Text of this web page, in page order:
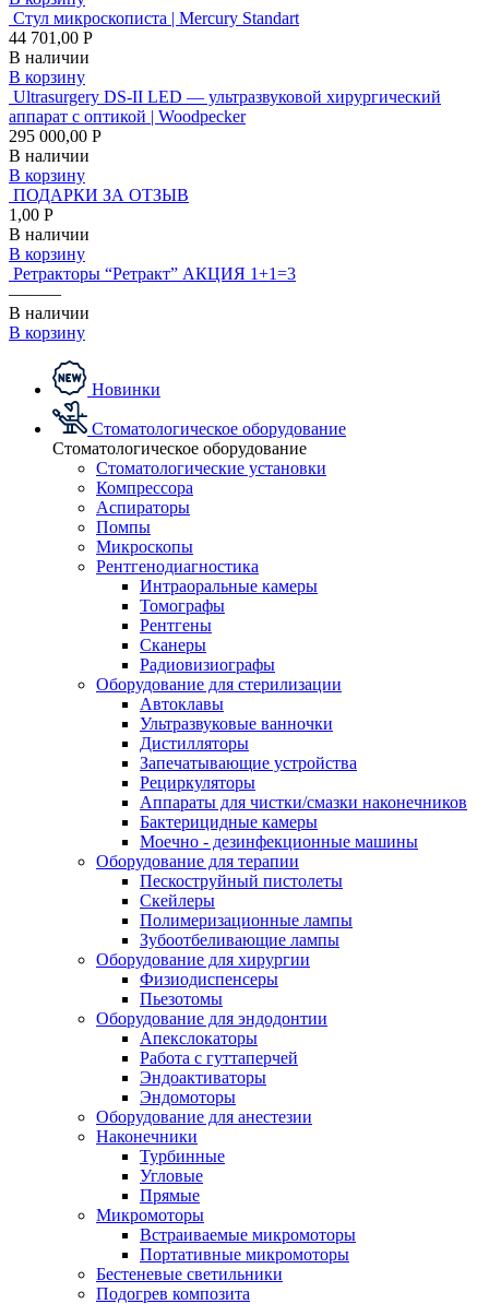
Стул микроскописта | Mercury Standart
44 701,00 Р
В наличии
В корзину
Ultrasurgery DS-II LED — ультразвуковой хирургический
аппарат с оптикой | Woodpecker
295 000,00 Р
В наличии
В корзину
ПОДАРКИ ЗА ОТЗЫВ
1,00 Р
В наличии
В корзину
Ретракторы “Ретракт” АКЦИЯ 1+1=3
———
В наличии
В корзину
Новинки
Стоматологическое оборудование
Стоматологическое оборудование
Стоматологические установки
Компрессора
Аспираторы
Помпы
Микроскопы
Рентгенодиагностика
Интраоральные камеры
Томографы
Рентгены
Сканеры
Радиовизиографы
Оборудование для стерилизации
Автоклавы
Ультразвуковые ванночки
Дистилляторы
Запечатывающие устройства
Рециркуляторы
Аппараты для чистки/смазки наконечников
Бактерицидные камеры
Моечно - дезинфекционные машины
Оборудование для терапии
Пескоструйный пистолеты
Скейлеры
Полимеризационные лампы
Зубоотбеливающие лампы
Оборудование для хирургии
Физиодиспенсеры
Пьезотомы
Оборудование для эндодонтии
Апекслокаторы
Работа с гуттаперчей
Эндоактиваторы
Эндомоторы
Оборудование для анестезии
Наконечники
Турбинные
Угловые
Прямые
Микромоторы
Встраиваемые микромоторы
Портативные микромоторы
Бестеневые светильники
Подогрев композита